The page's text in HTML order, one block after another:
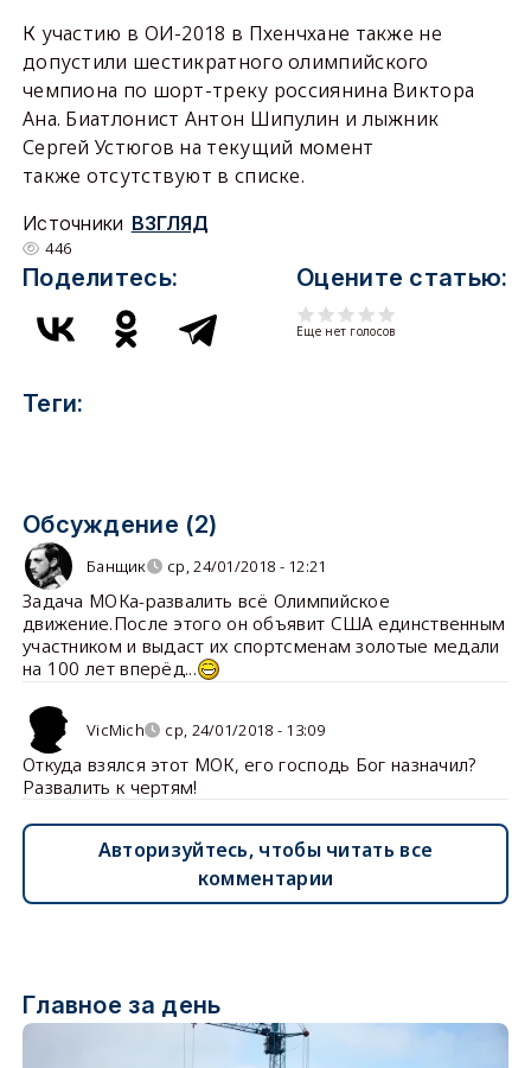
К участию в ОИ-2018 в Пхенчхане также не
допустили шестикратного олимпийского
чемпиона по шорт-треку россиянина Виктора
Ана. Биатлонист Антон Шипулин и лыжник
Сергей Устюгов на текущий момент
также отсутствуют в списке.
Источники ВЗГЛЯД
446
Поделитесь: Оцените статью:
Еще нет голосов
Теги:
Обсуждение (2)
Банщик ср, 24/01/2018 - 12:21
Задача МОКа-развалить всё Олимпийское
движение.После этого он объявит США единственным
участником и выдаст их спортсменам золотые медали
на 100 лет вперёд...
VicMich ср, 24/01/2018 - 13:09
Откуда взялся этот МОК, его господь Бог назначил?
Развалить к чертям!
Авторизуйтесь, чтобы читать все
комментарии
Главное за день